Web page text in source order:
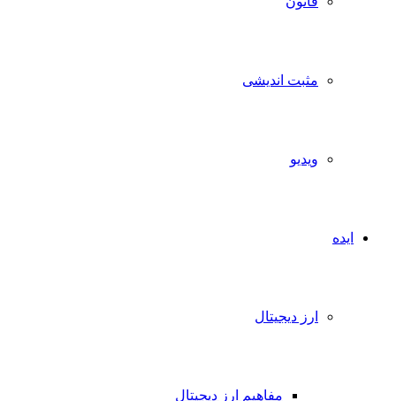
مثبت اندیشی
ویدیو
ایده
ارز دیجیتال
مفاهیم ارز دیجیتال